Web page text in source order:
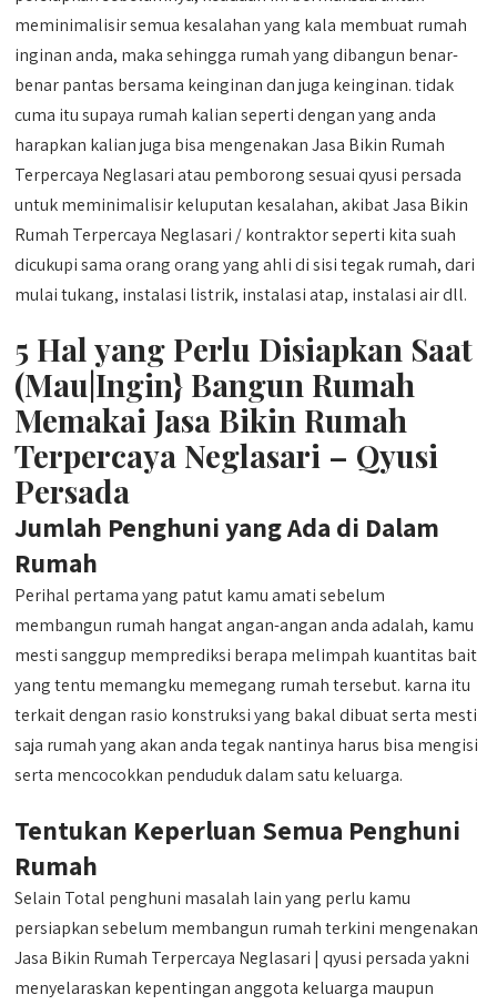
meminimalisir semua kesalahan yang kala membuat rumah
inginan anda, maka sehingga rumah yang dibangun benar-
benar pantas bersama keinginan dan juga keinginan. tidak
cuma itu supaya rumah kalian seperti dengan yang anda
harapkan kalian juga bisa mengenakan Jasa Bikin Rumah
Terpercaya Neglasari atau pemborong sesuai qyusi persada
untuk meminimalisir keluputan kesalahan, akibat Jasa Bikin
Rumah Terpercaya Neglasari / kontraktor seperti kita suah
dicukupi sama orang orang yang ahli di sisi tegak rumah, dari
mulai tukang, instalasi listrik, instalasi atap, instalasi air dll.
5 Hal yang Perlu Disiapkan Saat
(Mau|Ingin} Bangun Rumah
Memakai Jasa Bikin Rumah
Terpercaya Neglasari – Qyusi
Persada
Jumlah Penghuni yang Ada di Dalam
Rumah
Perihal pertama yang patut kamu amati sebelum
membangun rumah hangat angan-angan anda adalah, kamu
mesti sanggup memprediksi berapa melimpah kuantitas bait
yang tentu memangku memegang rumah tersebut. karna itu
terkait dengan rasio konstruksi yang bakal dibuat serta mesti
saja rumah yang akan anda tegak nantinya harus bisa mengisi
serta mencocokkan penduduk dalam satu keluarga.
Tentukan Keperluan Semua Penghuni
Rumah
Selain Total penghuni masalah lain yang perlu kamu
persiapkan sebelum membangun rumah terkini mengenakan
Jasa Bikin Rumah Terpercaya Neglasari | qyusi persada yakni
menyelaraskan kepentingan anggota keluarga maupun